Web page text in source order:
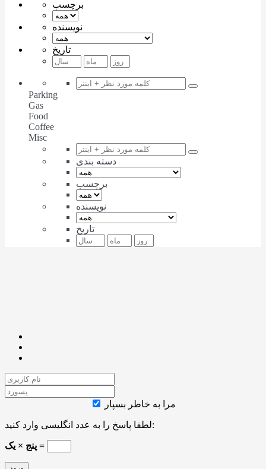
برچسب
نویسنده
تاریخ
Parking
Gas
Food
Coffee
Misc
دسته بندی
برچسب
نویسنده
تاریخ
مرا به خاطر بسپار
لطفا پاسخ را به عدد انگلیسی وارد کنید:
پنج × یک =